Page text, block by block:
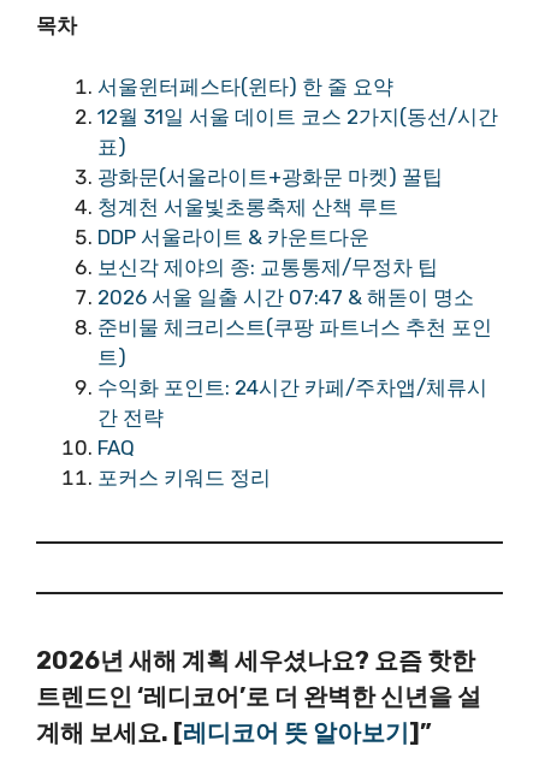
목차
서울윈터페스타(윈타) 한 줄 요약
12월 31일 서울 데이트 코스 2가지(동선/시간
표)
광화문(서울라이트+광화문 마켓) 꿀팁
청계천 서울빛초롱축제 산책 루트
DDP 서울라이트 & 카운트다운
보신각 제야의 종: 교통통제/무정차 팁
2026 서울 일출 시간 07:47 & 해돋이 명소
준비물 체크리스트(쿠팡 파트너스 추천 포인
트)
수익화 포인트: 24시간 카페/주차앱/체류시
간 전략
FAQ
포커스 키워드 정리
2026년 새해 계획 세우셨나요? 요즘 핫한
트렌드인 ‘레디코어’로 더 완벽한 신년을 설
계해 보세요. [레디코어 뜻 알아보기]”